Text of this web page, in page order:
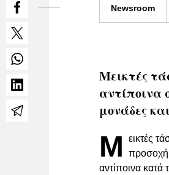
Newsroom
Μεικτές
αντίποινα
μονάδες
Μ εικτές
προσοχή
αντίποινα κατά